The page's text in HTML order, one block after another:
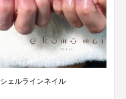
溝ノ口ネイルサロン/ヘビ柄フッ